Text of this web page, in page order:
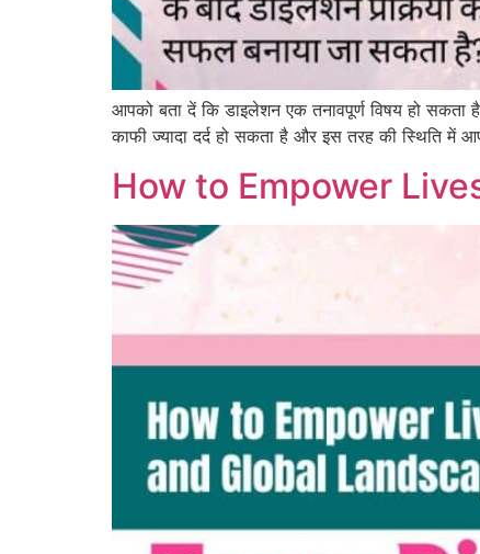
आपको बता दें कि डाइलेशन एक तनावपूर्ण विषय हो
काफी ज्यादा दर्द हो सकता है और इस तरह की स्थिति में
How to Empower